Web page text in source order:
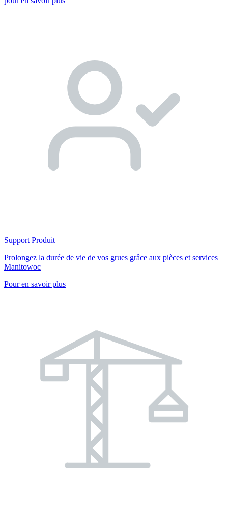
Support Produit
Prolongez la durée de vie de vos grues grâce aux pièces et services
Manitowoc
Pour en savoir plus